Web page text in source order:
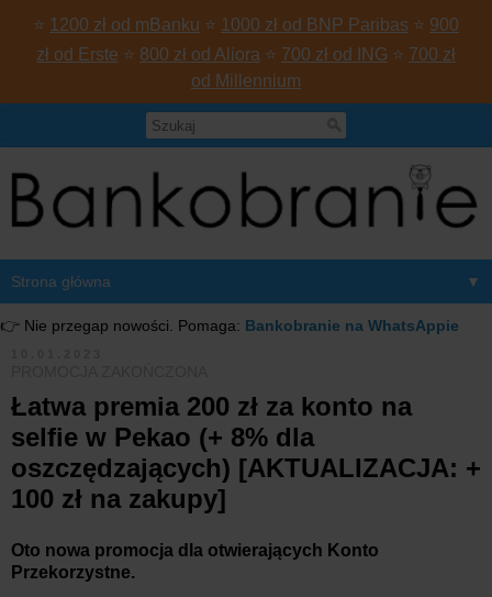
⭐ 1200 zł od mBanku ⭐ 1000 zł od BNP Paribas ⭐ 900
zł od Erste ⭐ 800 zł od Aliora ⭐ 700 zł od ING ⭐ 700 zł
od Millennium
▼
👉 Nie przegap nowości. Pomaga: Bankobranie na WhatsAppie
Łatwa premia 200 zł za konto na
selfie w Pekao (+ 8% dla
oszczędzających) [AKTUALIZACJA: +
100 zł na zakupy]
Oto nowa promocja dla otwierających Konto
Przekorzystne.